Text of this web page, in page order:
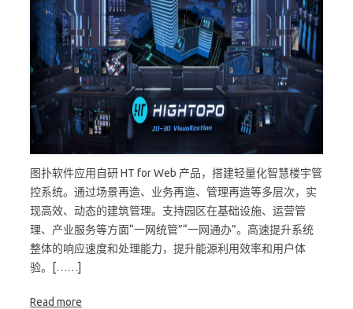
图扑软件应用自研 HT for Web 产品，搭建轻量化智慧楼宇管
控系统。通过场景再造、业务再造、管理再造等多层次，实
现高效、动态的建筑管理。支持园区在基础设施、运营管
理、产业服务等方面“一网统管”“一网通办”。高速提升系统
整体的响应速度和处理能力，提升能源利用效率和用户体
验。[……]
Read more